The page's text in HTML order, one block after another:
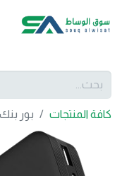
كافة المنتجات بور بنك MI-Redmi-20000mAh